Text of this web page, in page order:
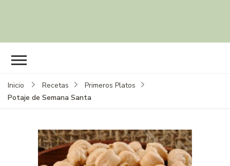
Inicio Recetas
Primeros Platos
Potaje de Semana Santa